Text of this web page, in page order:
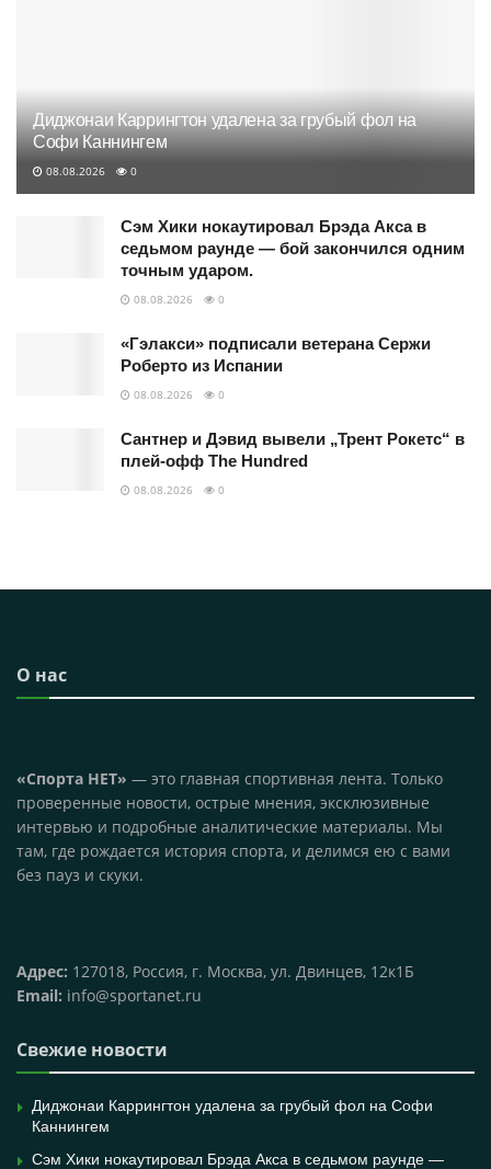
Диджонаи Каррингтон удалена за грубый фол на
Софи Каннингем
08.08.2026 0
Сэм Хики нокаутировал Брэда Акса в
седьмом раунде — бой закончился одним
точным ударом.
08.08.2026 0
«Гэлакси» подписали ветерана Сержи
Роберто из Испании
08.08.2026 0
Сантнер и Дэвид вывели „Трент Рокетс“ в
плей-офф The Hundred
08.08.2026 0
О нас
«Спорта НЕТ» — это главная спортивная лента. Только
проверенные новости, острые мнения, эксклюзивные
интервью и подробные аналитические материалы. Мы
там, где рождается история спорта, и делимся ею с вами
без пауз и скуки.
Адрес: 127018, Россия, г. Москва, ул. Двинцев, 12к1Б
Email: info@sportanet.ru
Свежие новости
Диджонаи Каррингтон удалена за грубый фол на Софи
Каннингем
Сэм Хики нокаутировал Брэда Акса в седьмом раунде —